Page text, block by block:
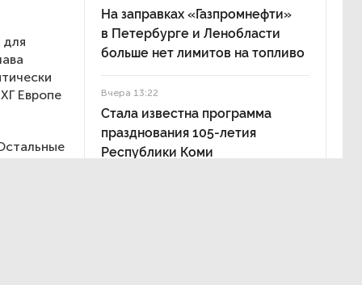
Европе
На заправках «Газпромнефти»
в Петербурге и Ленобласти
больше нет лимитов на топливо
Вчера 13:22
Стала известна программа
празднования 105-летия
Республики Коми